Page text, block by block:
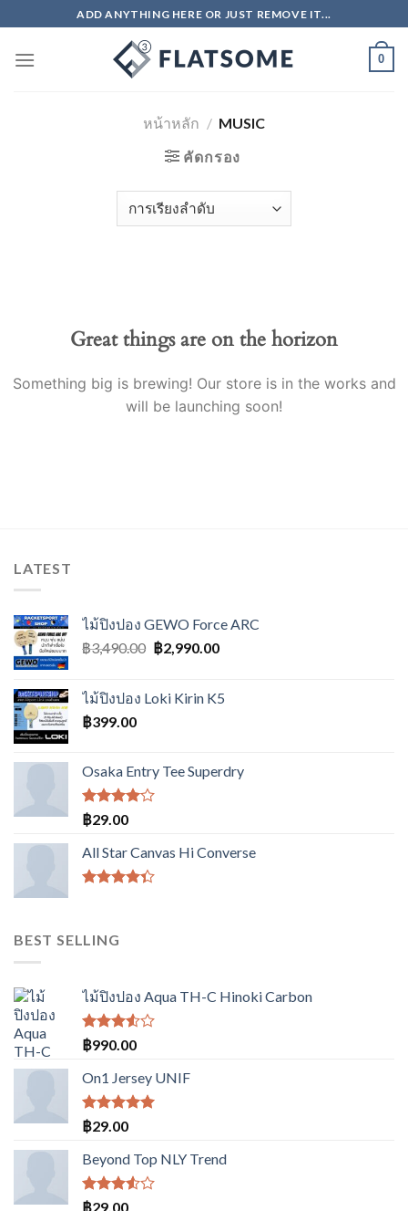
to
content
ADD ANYTHING HERE OR JUST REMOVE IT...
0
หน้าหลัก / MUSIC
คัดกรอง
Great things are on the horizon
Something big is brewing! Our store is in the works and
will be launching soon!
LATEST
ไม้ปิงปอง GEWO Force ARC
฿3,490.00 Original
฿3,490.00.
฿2,990.00Current
฿2,990.00.
ไม้ปิงปอง Loki Kirin K5
฿399.00
Osaka Entry Tee Superdry
ให้
คะแนน
4.00
ตั้งแต่ 1-
5
฿29.00
All Star Canvas Hi Converse
ตั้งแต่ 1-5
BEST SELLING
ไม้ปิงปอง Aqua TH-C Hinoki Carbon
ให้
คะแนน
3.50
ตั้งแต่
1-5
฿990.00
On1 Jersey UNIF
ให้คะแนน
5.00
1-5
คะแนน
฿29.00
Beyond Top NLY Trend
ให้
฿29.00